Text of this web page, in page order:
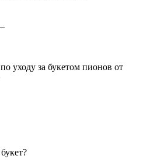
уходу за букетом пионов от